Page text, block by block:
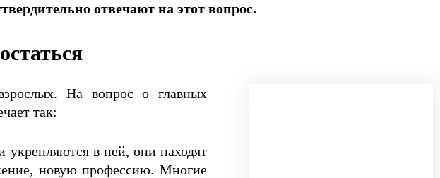
отвечают на этот вопрос.
На вопрос о главных
так:
в ней, они находят
новую профессию. Многие